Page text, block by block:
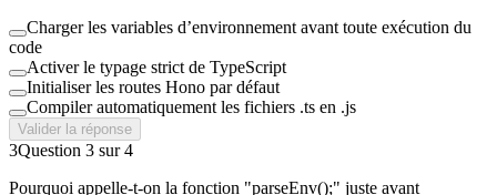
Charger les variables d’environnement avant toute exécution du
code
Activer le typage strict de TypeScript
Initialiser les routes Hono par défaut
Compiler automatiquement les fichiers .ts en .js
Valider la réponse
3Question 3 sur4
Pourquoi appelle-t-on la fonction "parseEnv();" juste avant